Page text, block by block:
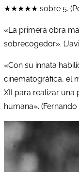
★★★★★ sobre 5.
«La primera obra
sobrecogedor».
«Con su innata
cinematográfica, el
XII para realizar
humana».